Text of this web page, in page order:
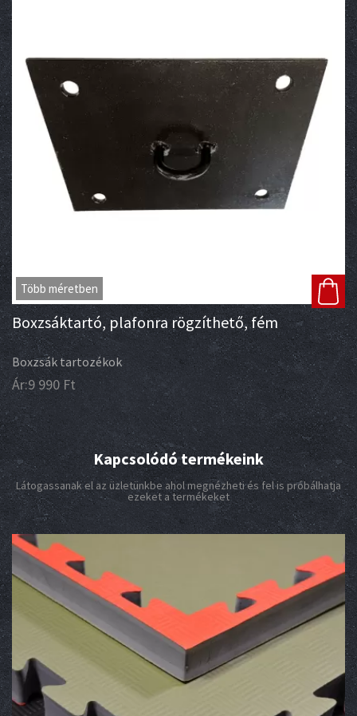
Több méretben
Boxzsáktartó, plafonra rögzíthető, fém
Boxzsák tartozékok
Ár:9 990 Ft
Kapcsolódó termékeink
Látogassanak el az üzletünkbe ahol megnézheti és fel is próbálhatja
ezeket a termékeket